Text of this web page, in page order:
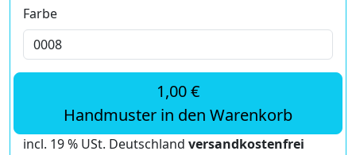
Farbe
1,00 €
Handmuster in den Warenkorb
incl. 19 % USt. Deutschland versandkostenfrei